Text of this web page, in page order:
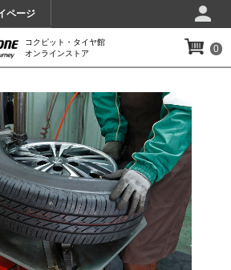
ページ
コクピット・タイヤ館
オンラインストア
0